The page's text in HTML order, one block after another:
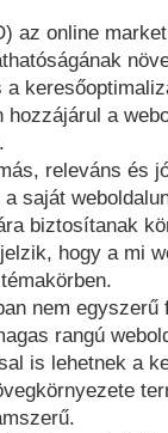
az online
a
a
releváns és
saját
biztosítanak
hogy a mi
nem egyszerű
rangú
is lehetnek a